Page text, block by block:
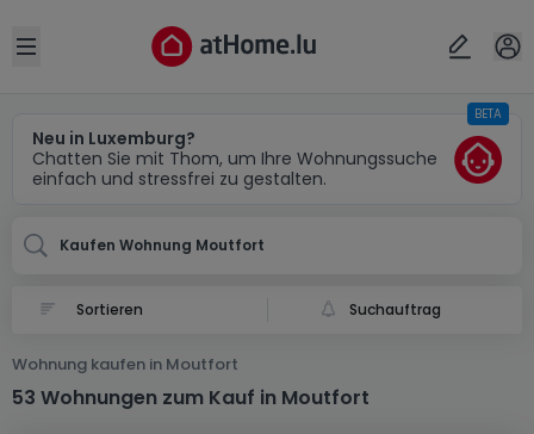
Open sidebar
Neu in Luxemburg?
Chatten Sie mit Thom, um Ihre Wohnungssuche
einfach und stressfrei zu gestalten.
BETA
Kaufen Wohnung Moutfort
Suchauftrag
Wohnung kaufen in Moutfort
53 Wohnungen zum Kauf in Moutfort
Ort
Abbrechen ok